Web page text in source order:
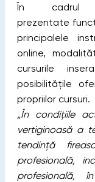
În cadrul
prezentate
principalele
online,
cursurile
posibilitățile
propriilor cursuri.
„În condițiile
vertiginoasă a
tendință
profesională,
profesională,